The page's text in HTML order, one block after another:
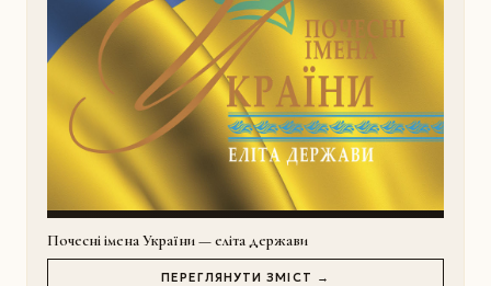
Почесні імена України — еліта держави
ПЕРЕГЛЯНУТИ ЗМІСТ →